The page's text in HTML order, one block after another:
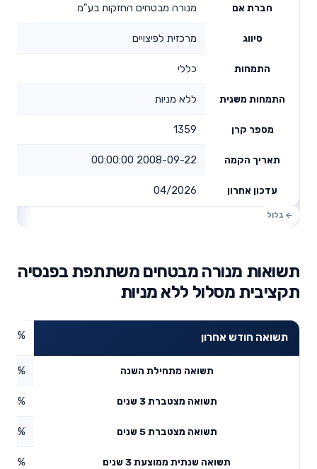
חברת אם מנורה מבטחים החזקות בע"מ
סיווג מרכזית לפיצויים
התמחות כללי
התמחות משנית ללא מניות
מספר קרן 1359
תאריך הקמה 2008-09-22 00:00:00
עדכון אחרון 04/2026
תשואות מנורה מבטחים משתתפת בפנסיה
תקציבית מסלול ללא מניות
תשואה חודש אחרון 1.12%
תשואה מתחילת השנה
תשואה מצטברת 3 שנים
תשואה מצטברת 5 שנים
תשואה שנתית ממוצעת 3 שנים